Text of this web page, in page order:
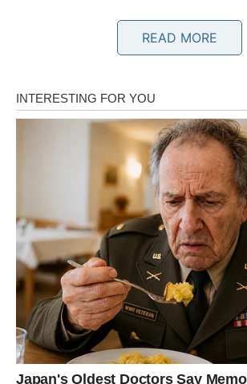
Jedna osoba sada više ne može skrivati
Ljubav vam dolazi onda
najmanje očekujete
Pred vama su veoma nježni trenuci.
BLIZANCI
Zvijezde vam donose vijest ili susret
vaše raspoloženje.
Moguće je da ćete konačno čuti istinu
pokušavate saznati.
READ MORE